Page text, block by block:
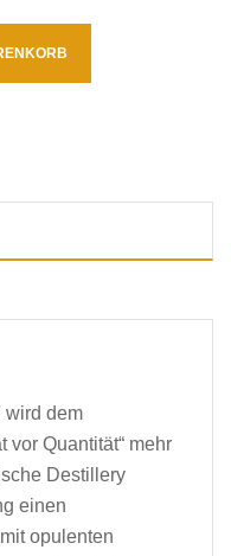
wird dem
vor Quantität“ mehr
Destillery
einen
opulenten